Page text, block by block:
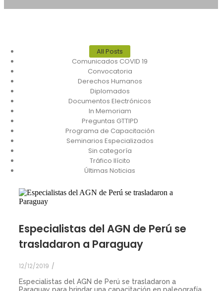
All Posts
Comunicados COVID 19
Convocatoria
Derechos Humanos
Diplomados
Documentos Electrónicos
In Memoriam
Preguntas GTTIPD
Programa de Capacitación
Seminarios Especializados
Sin categoría
Tráfico Ilícito
Últimas Noticias
Especialistas del AGN de Perú se
trasladaron a Paraguay
12/12/2019 /
Especialistas del AGN de Perú se trasladaron a